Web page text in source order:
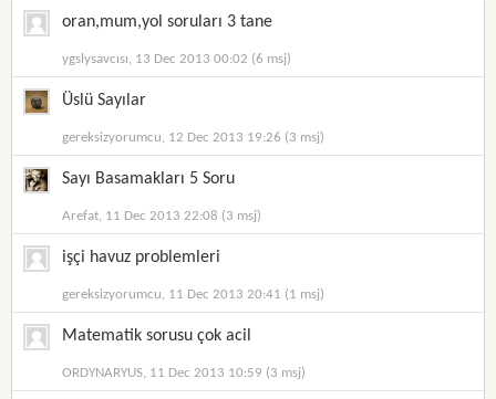
oran,mum,yol soruları 3 tane
ygslysavcısı, 13 Dec 2013 00:02 (6 msj)
Üslü Sayılar
gereksizyorumcu, 12 Dec 2013 19:26 (3 msj)
Sayı Basamakları 5 Soru
Arefat, 11 Dec 2013 22:08 (3 msj)
işçi havuz problemleri
gereksizyorumcu, 11 Dec 2013 20:41 (1 msj)
Matematik sorusu çok acil
ORDYNARYUS, 11 Dec 2013 10:59 (3 msj)